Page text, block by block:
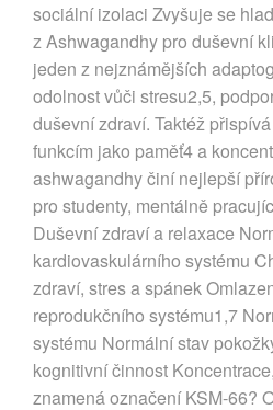
sociální izolaci Zvyšuje se
z Ashwagandhy pro duševní
jeden z nejznámějších
odolnost vůči stresu2,5,
duševní zdraví. Taktéž
funkcím jako paměť4 a
ashwagandhy činí nejlepší
pro studenty, mentálně
Duševní zdraví a relaxace
kardiovaskulárního systému
zdraví, stres a spánek
reprodukčního systému1,7
systému Normální stav
kognitivní činnost
znamená označení KSM-66?